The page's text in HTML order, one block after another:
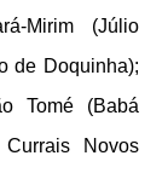
Mirim (Júlio
de Doquinha);
Tomé (Babá
Novos